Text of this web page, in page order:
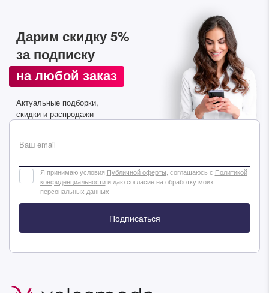
Дарим скидку 5%
за подписку
на любой заказ
Актуальные подборки,
скидки и распродажи
Ваш email
Я принимаю условия Публичной оферты , соглашаюсь с Политикой
конфиденциальностии даю согласие на обработку моих
персональных данных
Подписаться
за подписку на наш
телеграм-канал
распродажи в удобном формате
Подписаться